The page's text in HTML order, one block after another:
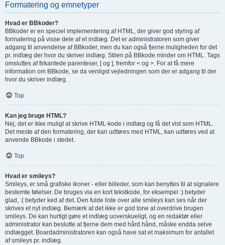
Formatering og emnetyper
Hvad er BBkoder?
BBkoder er en speciel implementering af HTML, der giver god styring af
formatering på visse dele af et indlæg. Det er administratoren som giver
adgang til anvendelse af BBkoder, men du kan også fjerne muligheden for det
pr. indlæg der hvor du skriver indlæg. Stilen på BBkode minder om HTML. Tags
omsluttes af firkantede parenteser, [ og ], fremfor < og >. For at få mere
information om BBkode, se da venligst vejledningen som der er adgang til der
hvor du skriver indlæg.
Top
Kan jeg bruge HTML?
Nej, det er ikke muligt at skrive HTML-kode i indlæg og få det vist som HTML.
Det meste af den formatering, der kan udføres med HTML, kan udføres ved at
anvende BBkode i stedet.
Top
Hvad er smileys?
Smileys, er små grafiske ikoner - eller billeder, som kan benyttes til at signalere
bestemte følelser. De bruges via en kort tekstkode, for eksempel :) betyder
glad, :( betyder ked af det. Den fulde liste over alle smileys kan ses når der
skrives et nyt indlæg. Bemærk at det ikke er god tone at overdrive brugen
smileys. De kan hurtigt gøre et indlæg uoverskueligt, og en redaktør eller
administrator kan beslutte at fjerne dem med hård hånd, måske endda selve
indlægget. Boardadministratoren kan også have sat et maksimum for antallet
af smileys pr. indlæg.